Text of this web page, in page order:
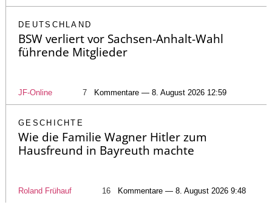
DEUTSCHLAND
BSW verliert vor Sachsen-Anhalt-Wahl
führende Mitglieder
JF-Online 7 Kommentare — 8. August 2026 12:59
GESCHICHTE
Wie die Familie Wagner Hitler zum
Hausfreund in Bayreuth machte
Roland Frühauf 16 Kommentare — 8. August 2026 9:48